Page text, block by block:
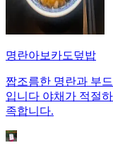
명란아보카도덮밥
짭조름한 명란과 부
입니다 야채가 적절
족합니다.